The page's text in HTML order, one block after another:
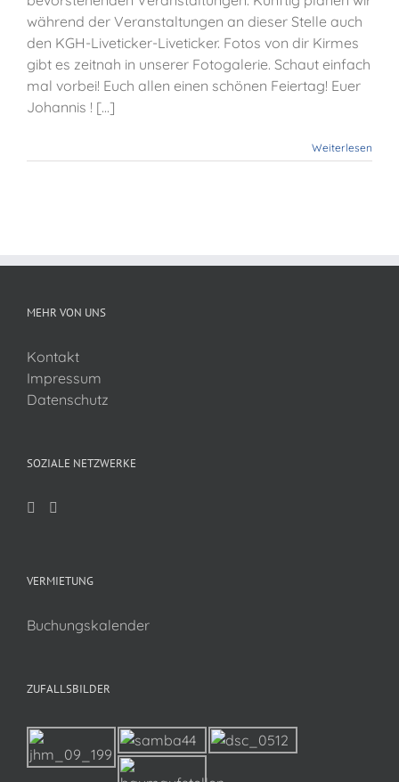
während der Veranstaltungen an dieser Stelle auch
den KGH-Liveticker-Liveticker. Fotos von dir Kirmes
gibt es zeitnah in unserer Fotogalerie. Schaut einfach
mal vorbei! Euch allen einen schönen Feiertag! Euer
Johannis ! [...]
Weiterlesen
MEHR VON UNS
Kontakt
Impressum
Datenschutz
SOZIALE NETZWERKE
VERMIETUNG
Buchungskalender
ZUFALLSBILDER